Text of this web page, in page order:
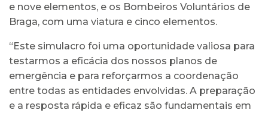
e nove elementos, e os Bombeiros Voluntários de
Braga, com uma viatura e cinco elementos.
“Este simulacro foi uma oportunidade valiosa para
testarmos a eficácia dos nossos planos de
emergência e para reforçarmos a coordenação
entre todas as entidades envolvidas. A preparação
e a resposta rápida e eficaz são fundamentais em